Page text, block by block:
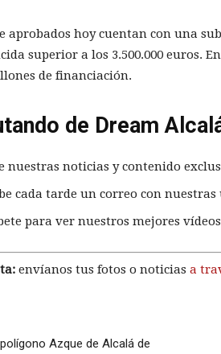
aprobados hoy cuentan con una
superior a los 3.500.000 euros.
de financiación.
de Dream
nuestras noticias y contenido
cada tarde un correo con
para ver nuestros mejores
envíanos tus fotos o noticias a
Azque de Alcalá de